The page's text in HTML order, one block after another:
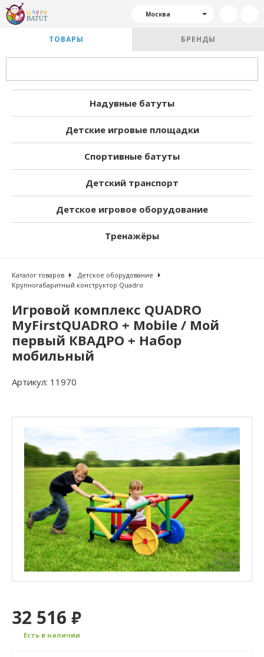
Москва
ТОВАРЫ БРЕНДЫ
Надувные батуты
Детские игровые площадки
Спортивные батуты
Детский транспорт
Детское игровое оборудование
Тренажёры
Каталог товаров
Детское оборудование
Крупногабаритный конструктор Quadro
Игровой комплекс QUADRO
MyFirstQUADRO + Mobile / Мой
первый КВАДРО + Набор
мобильный
Артикул: 11970
32 516 ₽
Есть в наличии